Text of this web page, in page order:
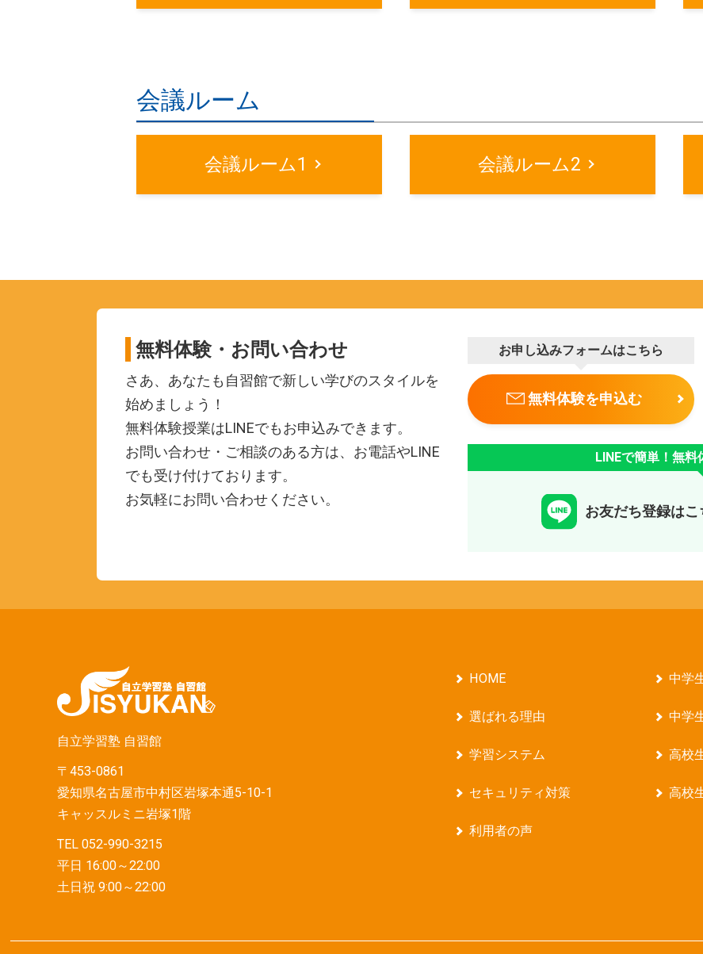
会議ルーム
会議ルーム1 会議ルーム2
無料体験・お問い合わせ
さあ、あなたも自習館で新しい学びのスタイルを
始めましょう！
無料体験授業はLINEでもお申込みできます。
お問い合わせ・ご相談のある方は、お電話やLINE
でも受け付けております。
お気軽にお問い合わせください。
お申し込みフォームはこちら
無料体験を申込む
LINEで簡単！無
お友だち登録はこ
自立学習塾 自習館
〒453-0861
愛知県名古屋市中村区岩塚本通5-10-1
キャッスルミニ岩塚1階
TEL 052-990-3215
平日 16:00～22:00
土日祝 9:00～22:00
HOME
選ばれる理由
学習システム
セキュリティ対策
利用者の声
中学
中学
高校
高校